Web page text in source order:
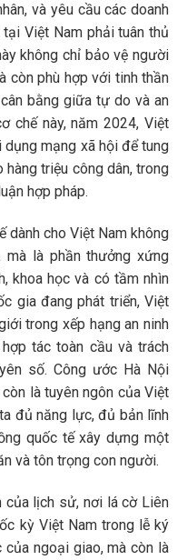
và yêu cầu các doanh
Việt Nam phải tuân thủ
không chỉ bảo vệ người
còn phù hợp với tinh thần
bằng giữa tự do và an
chế này, năm 2024, Việt
mạng xã hội để tung
triệu công dân, trong
hợp pháp.
dành cho Việt Nam không
mà là phần thưởng xứng
khoa học và có tầm nhìn
gia đang phát triển, Việt
trong xếp hạng an ninh
tác toàn cầu và trách
số. Công ước Hà Nội
là tuyên ngôn của Việt
đủ năng lực, đủ bản lĩnh
quốc tế xây dựng một
và tôn trọng con người.
của lịch sử, nơi lá cờ Liên
kỳ Việt Nam trong lễ ký
ngoại giao, mà còn là